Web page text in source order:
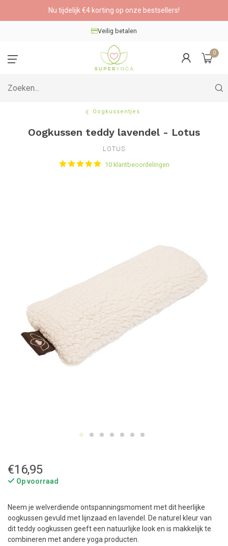
Nu tijdelijk €4 korting op onze bestsellers!
Veilig betalen
0
Oogkussentjes
Oogkussen teddy lavendel - Lotus
LOTUS
10 klantbeoordelingen
€16,95
Op voorraad
Neem je welverdiende ontspanningsmoment met dit heerlijke
oogkussen gevuld met lijnzaad en lavendel. De naturel kleur van
dit teddy oogkussen geeft een natuurlijke look en is makkelijk te
combineren met andere yoga producten.